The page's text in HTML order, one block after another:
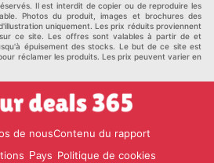
Il est interdit de copier ou de reproduire les
Photos du produit, images et brochures des
uniquement. Les prix réduits proviennent
ce site. Les offres sont valables à partir de et
épuisement des stocks. Le but de ce site est
réclamer les produits. Les prix peuvent varier en
de nousContenu du rapport
Pays Politique de cookies